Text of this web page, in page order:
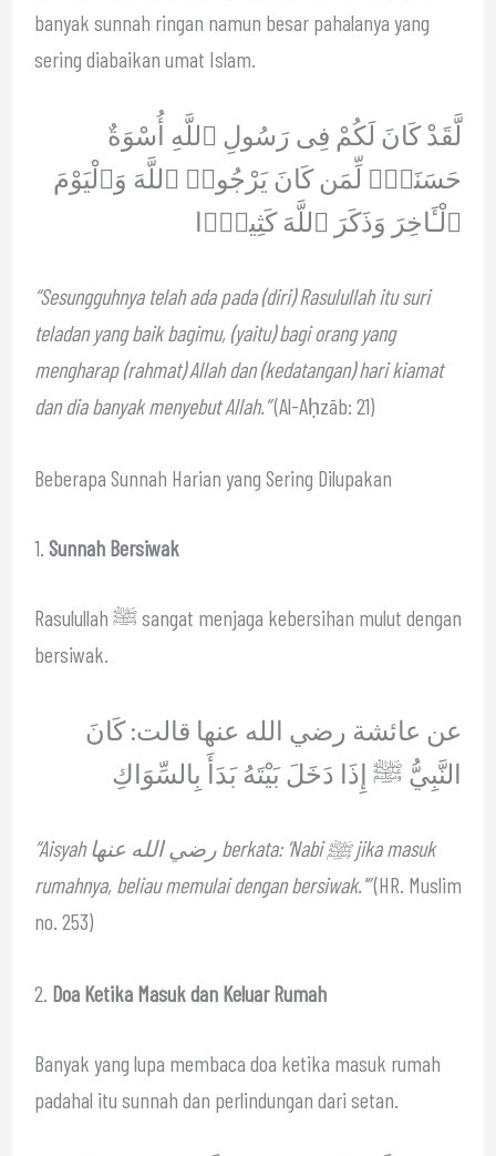
banyak sunnah ringan namun besar pahalanya yang
sering diabaikan umat Islam.
لَّقَدْ كَانَ لَكُمْ فِى رَسُولِ ٱللَّهِ أُسْوَةٌ
حَسَنَةٌۭ لِّمَن كَانَ يَرْجُوا۟ ٱللَّهَ وَٱلْيَوْمَ
ٱلْـَٔاخِرَ وَذَكَرَ ٱللَّهَ كَثِيرًۭا
“Sesungguhnya telah ada pada (diri) Rasulullah itu suri
teladan yang baik bagimu, (yaitu) bagi orang yang
mengharap (rahmat) Allah dan (kedatangan) hari kiamat
dan dia banyak menyebut Allah.”(Al-Aḥzāb: 21)
Beberapa Sunnah Harian yang Sering Dilupakan
1. Sunnah Bersiwak
Rasulullah ﷺ sangat menjaga kebersihan mulut dengan
bersiwak.
عن عائشة رضي الله عنها قالت: كَانَ
النَّبِيُّ ﷺ إِذَا دَخَلَ بَيْتَهُ بَدَأَ بِالسِّوَاكِ
“Aisyah رضي الله عنها berkata: ‘Nabi ﷺ jika masuk
rumahnya, beliau memulai dengan bersiwak.'”(HR. Muslim
no. 253)
2. Doa Ketika Masuk dan Keluar Rumah
Banyak yang lupa membaca doa ketika masuk rumah
padahal itu sunnah dan perlindungan dari setan.